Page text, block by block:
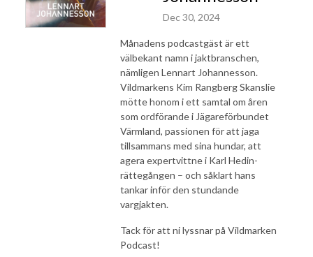
Dec 30, 2024
Månadens podcastgäst är ett
välbekant namn i jaktbranschen,
nämligen Lennart Johannesson.
Vildmarkens Kim Rangberg Skanslie
mötte honom i ett samtal om åren
som ordförande i Jägareförbundet
Värmland, passionen för att jaga
tillsammans med sina hundar, att
agera expertvittne i Karl Hedin-
rättegången – och såklart hans
tankar inför den stundande
vargjakten.
Tack för att ni lyssnar på Vildmarken
Podcast!